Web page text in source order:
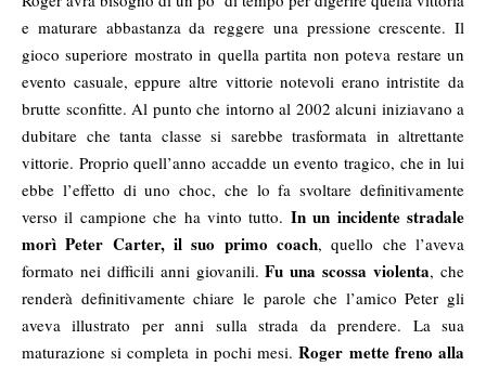
e maturare abbastanza da reggere una pressione crescente. Il
gioco superiore mostrato in quella partita non poteva restare un
evento casuale, eppure altre vittorie notevoli erano intristite da
brutte sconfitte. Al punto che intorno al 2002 alcuni iniziavano a
dubitare che tanta classe si sarebbe trasformata in altrettante
vittorie. Proprio quell’anno accadde un evento tragico, che in lui
ebbe l’effetto di uno choc, che lo fa svoltare definitivamente
verso il campione che ha vinto tutto. In un incidente stradale
morì Peter Carter, il suo primo coach, quello che l’aveva
formato nei difficili anni giovanili.Fu una scossa violenta, che
renderà definitivamente chiare le parole che l’amico Peter gli
aveva illustrato per anni sulla strada da prendere. La sua
maturazione si completa in pochi mesi.Roger mette freno alla